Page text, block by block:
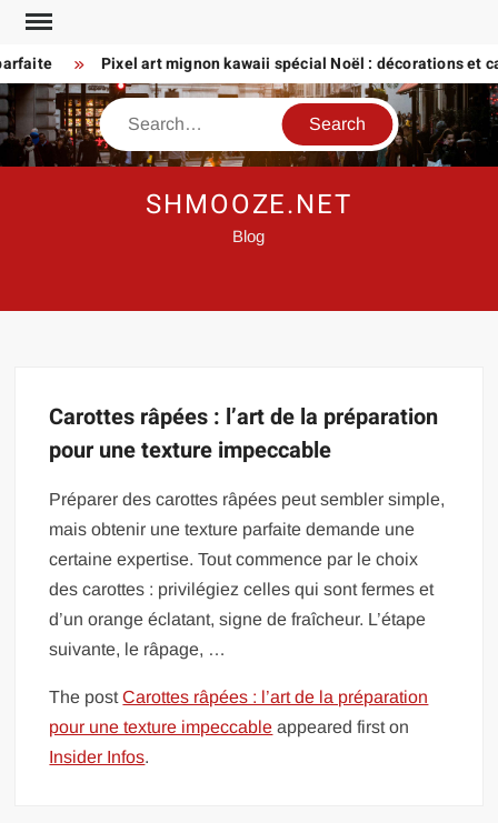
Skip
content
Pixel art mignon kawaii spécial Noël : décorations et
Search
SHMOOZE.NET
Blog
Carottes râpées : l’art de la préparation
pour une texture impeccable
Préparer des carottes râpées peut sembler simple,
mais obtenir une texture parfaite demande une
certaine expertise. Tout commence par le choix
des carottes : privilégiez celles qui sont fermes et
d’un orange éclatant, signe de fraîcheur. L’étape
suivante, le râpage, …
The postCarottes râpées : l’art de la préparation
pour une texture impeccable appeared first on
Insider Infos.